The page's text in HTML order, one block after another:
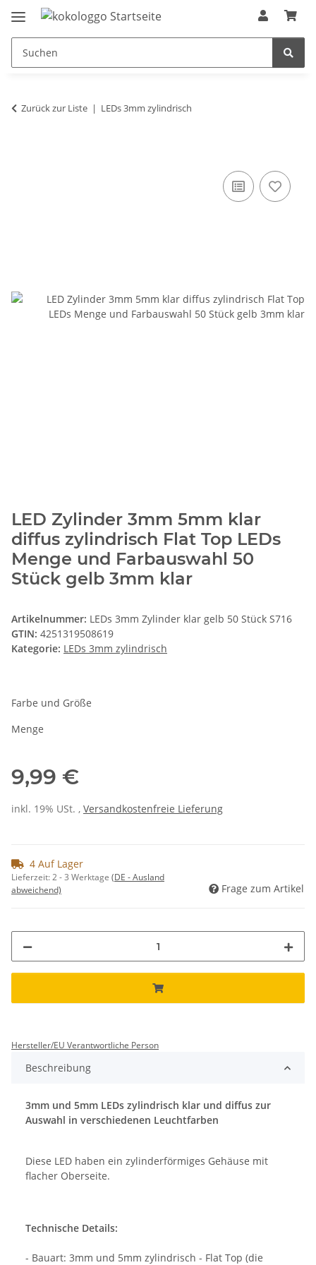
Zurück zur Liste LEDs 3mm zylindrisch
LED Zylinder 3mm 5mm klar
diffus zylindrisch Flat Top LEDs
Menge und Farbauswahl 50
Stück gelb 3mm klar
Artikelnummer: LEDs 3mm Zylinder klar gelb 50 Stück S716
GTIN: 4251319508619
Kategorie: LEDs 3mm zylindrisch
Farbe und Größe
Menge
9,99 €
inkl. 19% USt. , Versandkostenfreie Lieferung
4 Auf Lager
Lieferzeit:2 - 3 Werktage (DE - Ausland
abweichend)
Frage zum Artikel
Hersteller/EU Verantwortliche Person
Beschreibung
3mm und 5mm LEDs zylindrisch klar und diffus zur
Auswahl in verschiedenen Leuchtfarben
Diese LED haben ein zylinderförmiges Gehäuse mit
flacher Oberseite.
Technische Details:
- Bauart: 3mm und 5mm zylindrisch - Flat Top (die